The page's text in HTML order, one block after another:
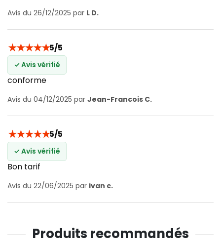
Avis du 26/12/2025 par L D.
★★★★★5/5
✓ Avis vérifié
conforme
Avis du 04/12/2025 par Jean-Francois C.
★★★★★5/5
✓ Avis vérifié
Bon tarif
Avis du 22/06/2025 par ivan c.
Produits recommandés